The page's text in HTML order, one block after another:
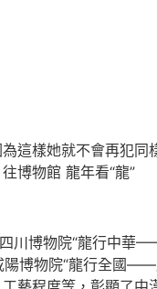
這樣她就不會再犯同
博物館 龍年看“龍”
川博物院“龍行中華
博物院“龍行全國